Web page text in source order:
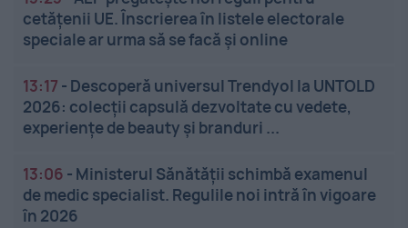
cetățenii UE. Înscrierea în listele electorale
speciale ar urma să se facă și online
13:17 - Descoperă universul Trendyol la UNTOLD
2026: colecții capsulă dezvoltate cu vedete,
experiențe de beauty și branduri ...
13:06 - Ministerul Sănătății schimbă examenul
de medic specialist. Regulile noi intră în vigoare
în 2026